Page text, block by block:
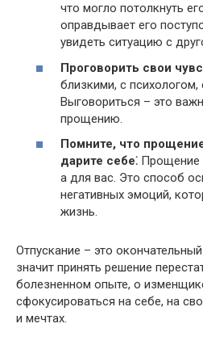
что могло потолкнуть
оправдывает его
увидеть ситуацию с
Проговорить свои
близкими, с психологом,
Выговориться – это
прощению.
Помните, что
дарите себе⁚ Прощение
а для вас.​ Это способ
негативных эмоций,
жизнь.​
Отпускание – это
значит принять решение
болезненном опыте, о
сфокусироваться на себе, на
и мечтах.​